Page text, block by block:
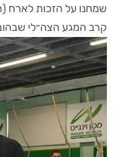
שמחנו על הזכות לארח
קרב המגע הצה״לי